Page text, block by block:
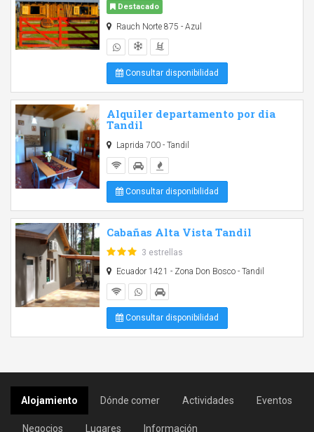
Destacado
Rauch Norte 875 - Azul
Consultar disponibilidad
Alquiler departamento por dia
Tandil
Laprida 700 - Tandil
Consultar disponibilidad
Cabañas Alta Vista Tandil
3 estrellas
Ecuador 1421 - Zona Don Bosco - Tandil
Consultar disponibilidad
Alojamiento Dónde comer Actividades Eventos
Negocios Lugares Información